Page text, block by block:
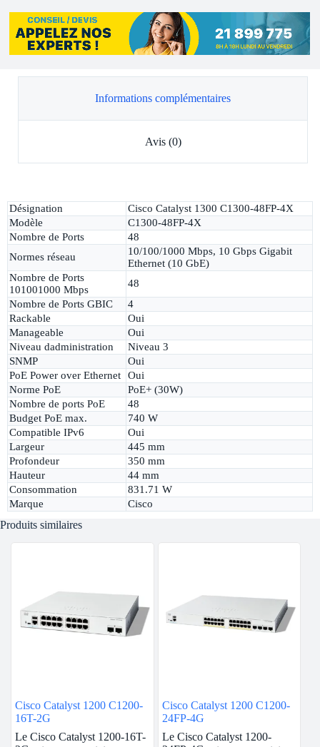
Informations complémentaires
Avis (0)
Désignation
Cisco Catalyst 1300 C1300-48FP-4X
Modèle
C1300-48FP-4X
Nombre de Ports
48
Normes réseau
10/100/1000 Mbps, 10 Gbps Gigabit
Ethernet (10 GbE)
Nombre de Ports
101001000 Mbps
48
Nombre de Ports GBIC
4
Rackable
Oui
Manageable
Oui
Niveau dadministration
Niveau 3
SNMP
Oui
PoE Power over Ethernet
Oui
Norme PoE
PoE+ (30W)
Nombre de ports PoE
48
Budget PoE max.
740 W
Compatible IPv6
Oui
Largeur
445 mm
Profondeur
350 mm
Hauteur
44 mm
Consommation
831.71 W
Marque
Cisco
Produits similaires
Cisco Catalyst 1200 C1200-
16T-2G
Le Cisco Catalyst 1200-16T-
Cisco Catalyst 1200 C1200-
24FP-4G
Le Cisco Catalyst 1200-